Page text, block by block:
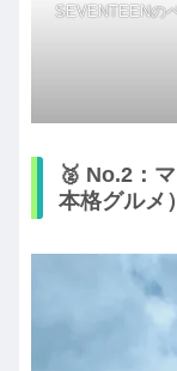
SEVENTEENの
🥈 No.2：
本格グルメ）